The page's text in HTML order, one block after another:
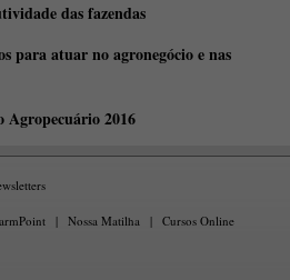
das fazendas
para atuar no agronegócio e nas
Agropecuário 2016
| Nossa Matilha | Cursos Online